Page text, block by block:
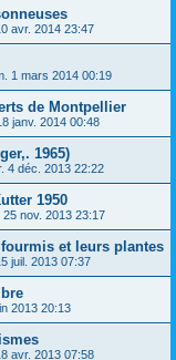
avr. 2014 23:47
1 mars 2014 00:19
de Montpellier
janv. 2014 00:48
1965)
4 déc. 2013 22:22
1950
25 nov. 2013 23:17
et leurs plantes
juil. 2013 07:37
2013 20:13
avr. 2013 07:58